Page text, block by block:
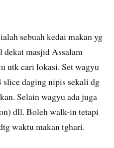
sebuah kedai makan yg
dekat masjid Assalam
utk cari lokasi. Set wagyu
daging nipis sekali dg
Selain wagyu ada juga
dll. Boleh walk-in tetapi
waktu makan tghari.